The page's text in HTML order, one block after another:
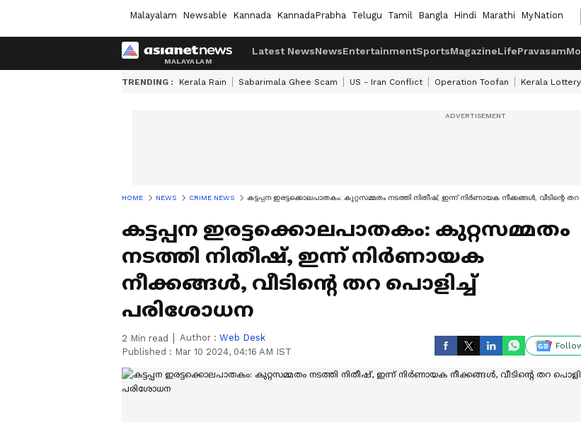
Malayalam Newsable Kannada KannadaPrabha Telugu Tamil Bangla Hindi Marathi MyNation
Latest NewsNewsEntertainmentSportsMagazineLifePravasam
TRENDING : Kerala Rain Sabarimala Ghee Scam US - Iran Conflict Operation Toofan Kerala Lottery
HOME NEWS CRIME NEWS കട്ടപ്പന ഇരട്ടക്കൊലപാതകം: കുറ്റസമ്മതം നടത്തി നിതീഷ്, ഇന്ന് നിർണായക നീക്കങ്ങൾ, വീടിന്റെ
കട്ടപ്പന ഇരട്ടക്കൊലപാതകം: കുറ്റസമ്മതം
നടത്തി നിതീഷ്, ഇന്ന് നിർണായക
നീക്കങ്ങൾ, വീടിന്റെ തറ പൊളിച്ച്
പരിശോധന
2 Min read Author : Web Desk
Published : Mar 10 2024, 04:16 AM IST